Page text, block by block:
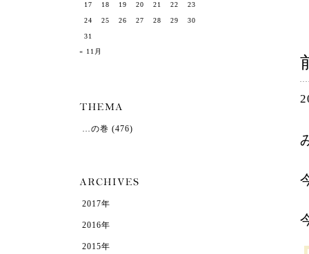
« 11月
17 18 19 20 21 22 23
24 25 26 27 28 29 30
31
…の巻 (476)
2017年
2016年
2015年